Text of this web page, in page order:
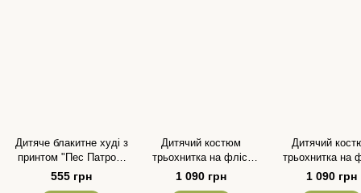
Дитяче блакитне худі з
принтом "Пес Патрон"
для хлопчика та
дівчинки розмір 86-128
555 грн
Дитячий костюм
трьохнитка на флісі
кольору хакі для
хлопчика та дівчинки
1 090 грн
Дитячий
трьохнитка на
рожевого
дівчинки розмір
1 090 грн